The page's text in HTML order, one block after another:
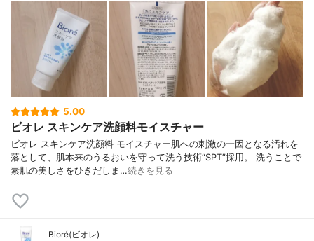
5.00
ビオレ スキンケア洗顔料モイスチャー
ビオレ スキンケア洗顔料 モイスチャー肌への刺激の一因となる汚れを
落として、肌本来のうるおいを守って洗う技術“SPT”採用。 洗うことで
素肌の美しさをひきだしま…続きを見る
Bioré(ビオレ)